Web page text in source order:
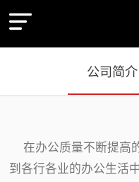
公司简介
在办公质量不断提高
到各行各业的办公生活